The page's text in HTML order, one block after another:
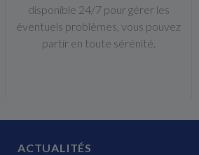
disponible 24/7 pour gérer les
éventuels problèmes, vous pouvez
partir en toute sérénité.
ACTUALITÉS